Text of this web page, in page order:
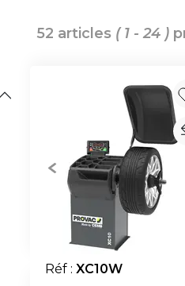
52 articles ( 1 - 24 )
Réf : XC10W